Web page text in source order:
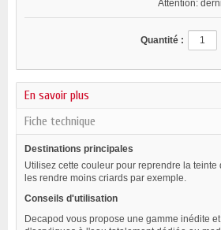
Attention:
Quantité :
En savoir plus
Fiche technique
Destinations principales
Utilisez cette couleur pour reprendre la teinte
les rendre moins criards par exemple.
Conseils d'utilisation
Decapod vous propose une gamme inédite